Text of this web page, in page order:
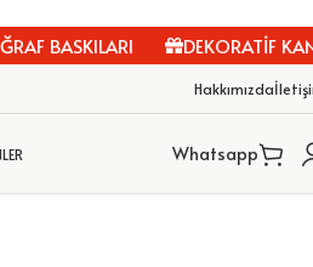
DEKORATİF KANVAS
Hakkımızda
Whatsapp